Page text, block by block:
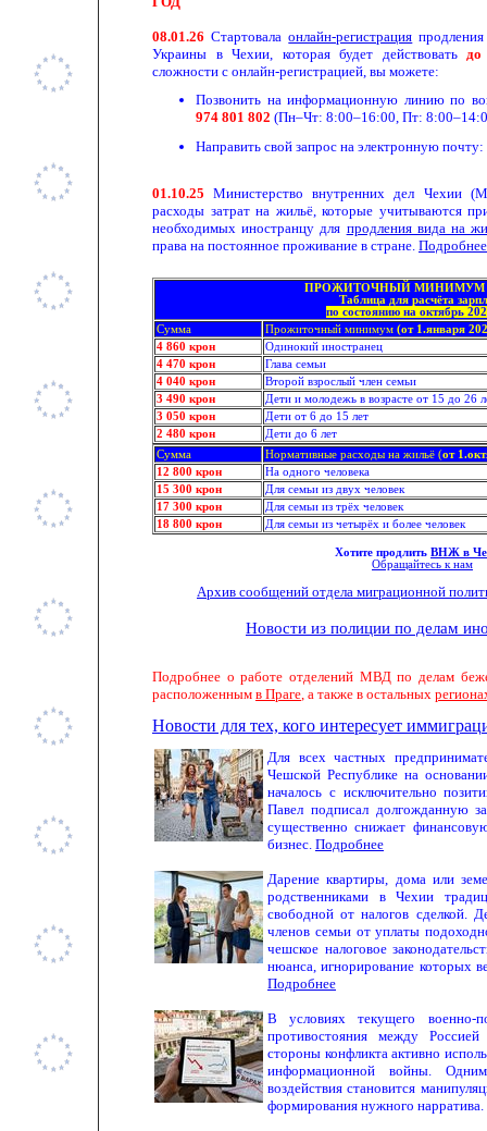
08.01.26 Стартовалаонлайн-регистрация
Украины в Чехии, которая будет действовать до
сложности с онлайн-регистрацией, вы можете:
Позвонить на информационную линию по
974 801 802 (Пн–Чт: 8:00–16:00, Пт:
Направить свой запрос на электронную почту:
01.10.25
Министерство внутренних дел Чехии
расходы затрат на жильё, которые учитываются
необходимых иностранцу для продления вида на
права на постоянное проживание в стране. Подробнее
ПРОЖИТОЧНЫЙ МИНИМУМ
Таблица для расчёта
по состоянию на октябрь 202
Сумма
Прожиточный минимум (от 1.января
4 860 крон
Одинокий иностранец
4 470 крон
Глава семьи
4 040 крон
Второй взрослый член семьи
3 490 крон
Дети и молодежь в возрасте от 15 до 26
3 050 крон
Дети от 6 до 15 лет
2 480 крон
Дети до 6 лет
Сумма
Нормативные расходы на жильё (от
12 800 крон
На одного человека
15 300 крон
Для семьи из двух человек
17 300 крон
Для семьи из трёх человек
18 800 крон
Для семьи из четырёх и более человек
Хотите продлить ВНЖ в
Обращайтесь к нам
Архив сообщений отдела миграционной
Новости из полиции по делам
Подробнее о работе отделений МВД по делам
расположенным в Праге , а также в остальных
Новости для тех, кого интересует
Для всех частных
Чешской Республике на
началось с исключительно
Павел подписал долгожданную
существенно снижает
бизнес. Подробнее
Дарение квартиры, дома или
родственниками в Чехии
свободной от налогов сделкой.
членов семьи от уплаты
чешское налоговое
нюанса, игнорирование которых
Подробнее
В условиях текущего военно-
противостояния между
стороны конфликта активно
информационной войны.
воздействия становится
формирования нужного нарратива.